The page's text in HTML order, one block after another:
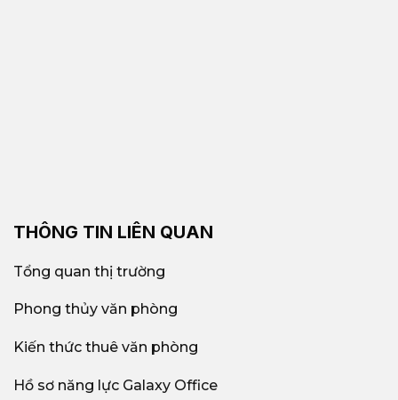
THÔNG TIN LIÊN QUAN
Tổng quan thị trường
Phong thủy văn phòng
Kiến thức thuê văn phòng
Hồ sơ năng lực Galaxy Office